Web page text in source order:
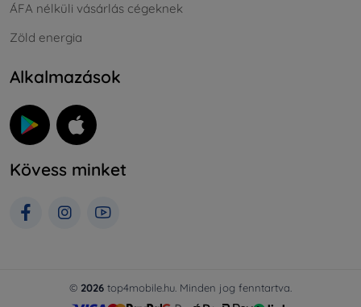
ÁFA nélküli vásárlás cégeknek
Zöld energia
Alkalmazások
Kövess minket
© 2026 top4mobile.hu. Minden jog fenntartva.